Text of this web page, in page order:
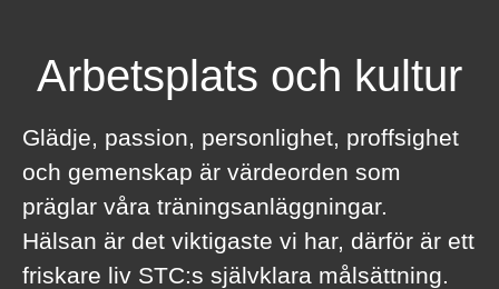
Arbetsplats och kultur
Glädje, passion, personlighet, proffsighet
och gemenskap är värdeorden som
präglar våra träningsanläggningar.
Hälsan är det viktigaste vi har, därför är ett
friskare liv STC:s självklara målsättning.